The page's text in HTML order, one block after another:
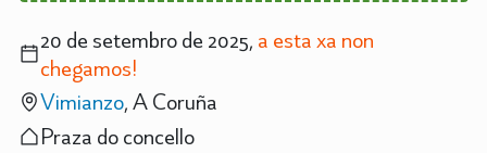
20 de setembro de 2025, a esta xa non
chegamos!
Vimianzo, A Coruña
Praza do concello